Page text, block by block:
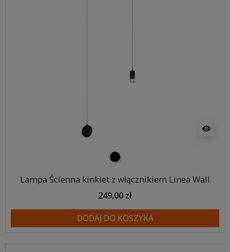
visibility
czarny
Lampa Ścienna kinkiet z włącznikiem Linea Wall
249,00 zł
DODAJ DO KOSZYKA